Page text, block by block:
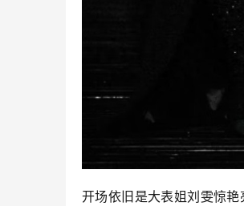
开场依旧是大表姐刘雯惊